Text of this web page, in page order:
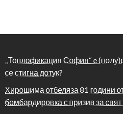
„Топлофикация София“ e
се стигна дотук?
Хирошима отбеляза 81 години
бомбардировка с призив за